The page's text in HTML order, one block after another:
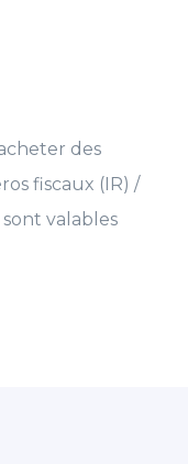
des
fiscaux (IR) /
valables